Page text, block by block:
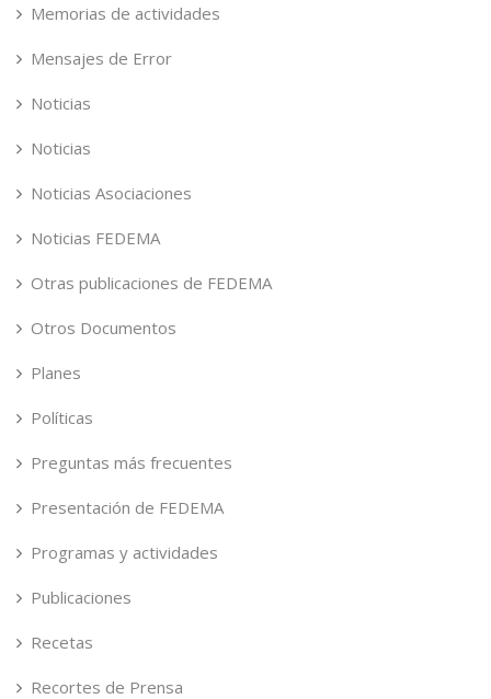
Memorias de actividades
Mensajes de Error
Noticias
Noticias
Noticias Asociaciones
Noticias FEDEMA
Otras publicaciones de FEDEMA
Otros Documentos
Planes
Políticas
Preguntas más frecuentes
Presentación de FEDEMA
Programas y actividades
Publicaciones
Recetas
Recortes de Prensa